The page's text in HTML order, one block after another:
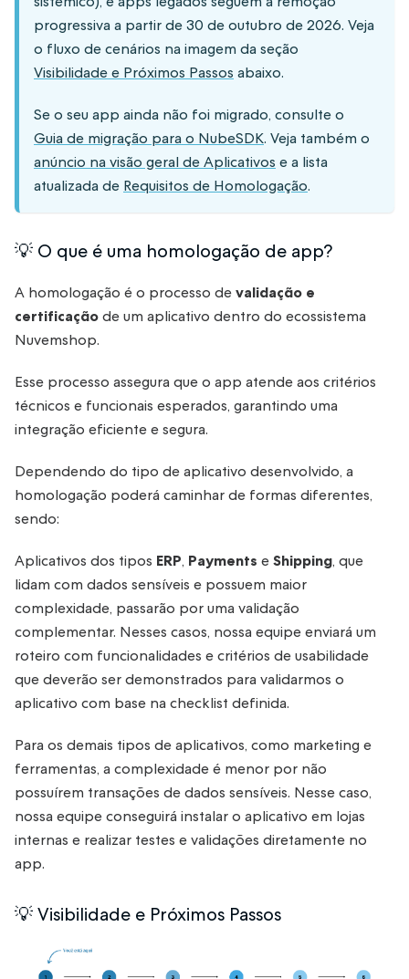
progressiva a partir de 30 de outubro de 2026. Veja
o fluxo de cenários na imagem da seção
Visibilidade e Próximos Passos abaixo.
Se o seu app ainda não foi migrado, consulte o
Guia de migração para o NubeSDK. Veja também o
anúncio na visão geral de Aplicativos e a lista
atualizada de Requisitos de Homologação.
💡 O que é uma homologação de app?
A homologação é o processo devalidação e
certificaçãode um aplicativo dentro do ecossistema
Nuvemshop.
Esse processo assegura que o app atende aos critérios
técnicos e funcionais esperados, garantindo uma
integração eficiente e segura.
Dependendo do tipo de aplicativo desenvolvido, a
homologação poderá caminhar de formas diferentes,
sendo:
Aplicativos dos tipos ERP, Payments eShipping, que
lidam com dados sensíveis e possuem maior
complexidade, passarão por uma validação
complementar. Nesses casos, nossa equipe enviará um
roteiro com funcionalidades e critérios de usabilidade
que deverão ser demonstrados para validarmos o
aplicativo com base na checklist definida.
Para os demais tipos de aplicativos, como marketing e
ferramentas, a complexidade é menor por não
possuírem transações de dados sensíveis. Nesse caso,
nossa equipe conseguirá instalar o aplicativo em lojas
internas e realizar testes e validações diretamente no
app.
💡 Visibilidade e Próximos Passos